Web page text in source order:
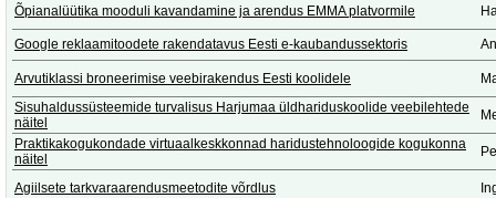
Õpianalüütika mooduli kavandamine ja arendus EMMA platvormile
Google reklaamitoodete rakendatavus Eesti e-kaubandussektoris
Arvutiklassi broneerimise veebirakendus Eesti koolidele
Sisuhaldussüsteemide turvalisus Harjumaa üldhariduskoolide veebilehtede
näitel
Praktikakogukondade virtuaalkeskkonnad haridustehnoloogide kogukonna
näitel
Agiilsete tarkvaraarendusmeetodite võrdlus